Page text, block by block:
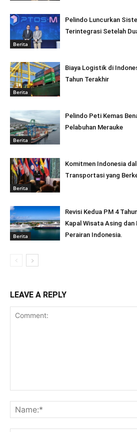
Berita
Pelindo Luncurkan
Terintegrasi Setelah
Berita
Biaya Logistik di
Tahun Terakhir
Berita
Pelindo Peti Kemas
Pelabuhan Merauke
Berita
Komitmen Indonesia
Transportasi yang
Berita
Revisi Kedua PM 4
Kapal Wisata Asing
Perairan Indonesia.
LEAVE A REPLY